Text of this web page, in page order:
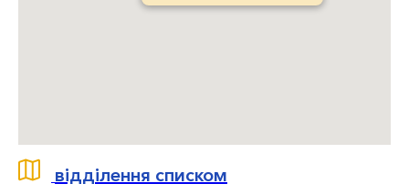
відділення списком